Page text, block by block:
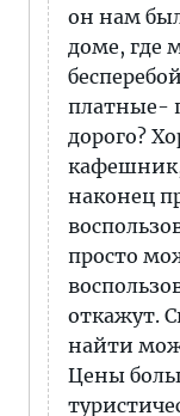
он нам
доме, где
платные-
дорого?
кафешник,
наконец
просто
откажут.
найти
Цены